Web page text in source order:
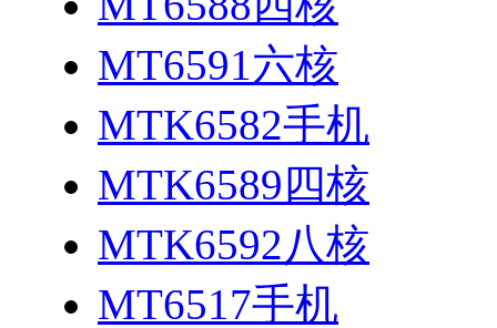
MT6591六核
MTK6582手机
MTK6589四核
MTK6592八核
MT6517手机